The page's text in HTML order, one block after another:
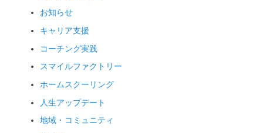
お知らせ
キャリア支援
コーチング実践
スマイルファクトリー
ホームスクーリング
人生アップデート
地域・コミュニティ